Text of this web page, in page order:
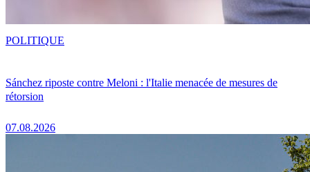
Sánchez riposte contre Meloni : l'Italie menacée de mesures de
rétorsion
07.08.2026
POLITIQUE